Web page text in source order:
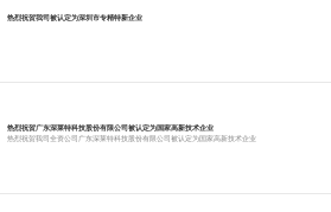
热烈祝贺我司被认定为深圳市专精特新企业
热烈祝贺广东深莱特科技股份有限公司被认定为国家高新技术企业
热烈祝贺我司全资公司广东深莱特科技股份有限公司被认定为国家高新技术企业